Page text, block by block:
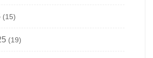
(15)
(19)